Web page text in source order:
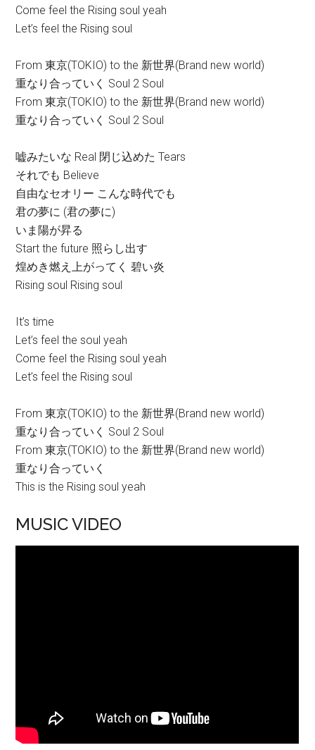
Come feel the Rising soul yeah
Let’s feel the Rising soul
From 東京(TOKIO) to the 新世界(Brand new world)
重なり合っていく Soul 2 Soul
From 東京(TOKIO) to the 新世界(Brand new world)
重なり合っていく Soul 2 Soul
嘘みたいな Real 閉じ込めた Tears
それでも Believe
自由なセオリー こんな時代でも
君の夢に (君の夢に)
いま陽が昇る
Start the future 照らし出す
煌めき燃え上がってく 碧い炎
Rising soul Rising soul
It’s time
Let’s feel the soul yeah
Come feel the Rising soul yeah
Let’s feel the Rising soul
From 東京(TOKIO) to the 新世界(Brand new world)
重なり合っていく Soul 2 Soul
From 東京(TOKIO) to the 新世界(Brand new world)
重なり合っていく
This is the Rising soul yeah
MUSIC VIDEO